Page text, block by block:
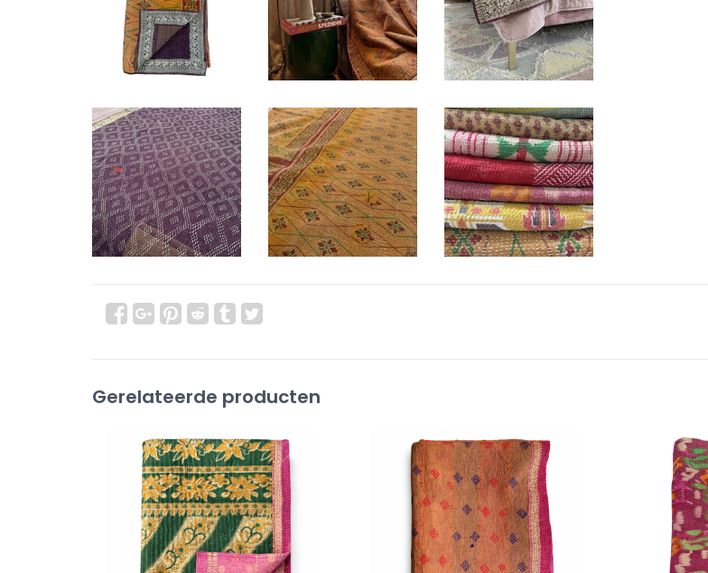
Gerelateerde producten